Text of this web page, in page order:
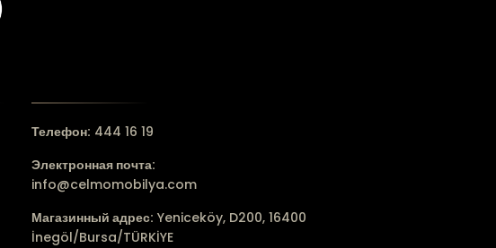
Телефон: 444 16 19
Электронная почта:
info@celmomobilya.com
Магазинный адрес: Yeniceköy, D200, 16400
İnegöl/Bursa/TÜRKİYE